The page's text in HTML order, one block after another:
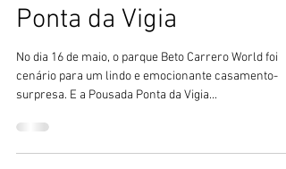
Ponta da Vigia
No dia 16 de maio, o parque Beto Carrero World foi
cenário para um lindo e emocionante casamento-
surpresa. E a Pousada Ponta da Vigia...